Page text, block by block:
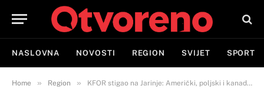
NASLOVNA NOVOSTI REGION SVIJET SPORT
Home » Region » KFOR stigao na Jarinje: Američki, poljski i kanadski vojnici na administrativnoj liniji